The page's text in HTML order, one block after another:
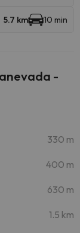
5.7 km 10 min
-
330 m
400 m
630 m
1.5 km